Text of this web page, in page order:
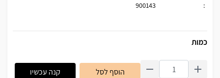
:
900143
כמות
הוסף לסל קנה עכשיו